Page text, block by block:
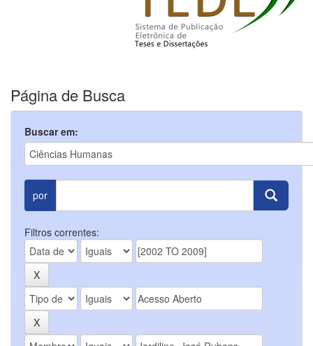
Página de Busca
Buscar em:
por
Filtros correntes: